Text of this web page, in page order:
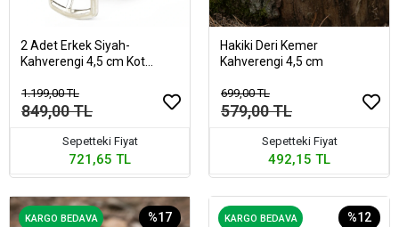
2 Adet Erkek Siyah-
Kahverengi 4,5 cm Kot
Kemer
1.199,00 TL
849,00 TL
Sepetteki Fiyat
721,65 TL
Hakiki Deri Kemer
Kahverengi 4,5 cm
699,00 TL
579,00 TL
Sepetteki Fiyat
492,15 TL
KARGO BEDAVA %17 KARGO BEDAVA %12